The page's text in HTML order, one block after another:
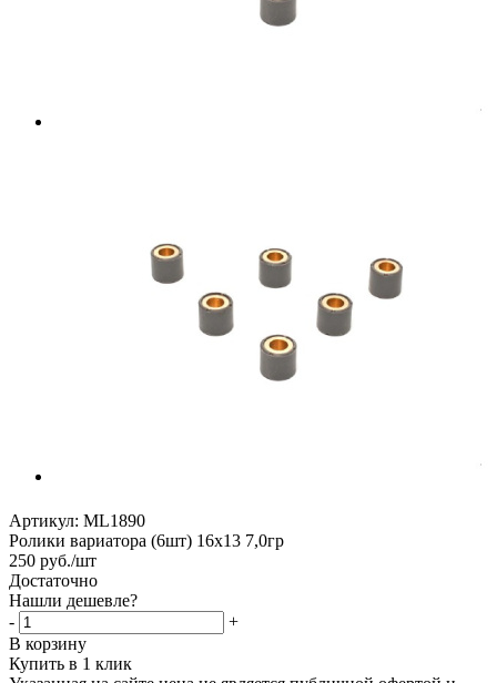
Артикул: ML1890
Ролики вариатора (6шт) 16х13 7,0гр
250 руб./шт
Достаточно
Нашли дешевле?
-
+
В корзину
Купить в 1 клик